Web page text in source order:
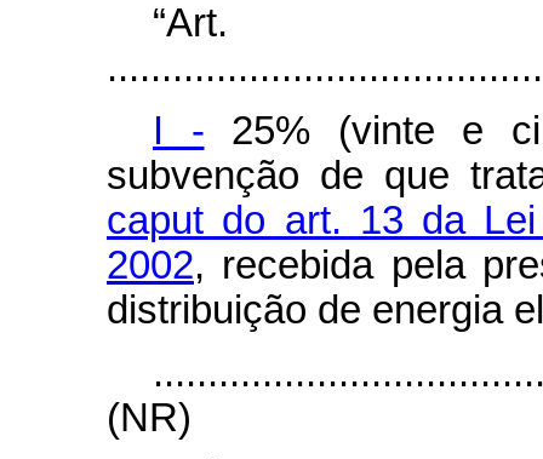
I - 25% (vinte e
subvenção de que
caput do art. 13 da
2002, recebida pela
distribuição de energia
(NR)